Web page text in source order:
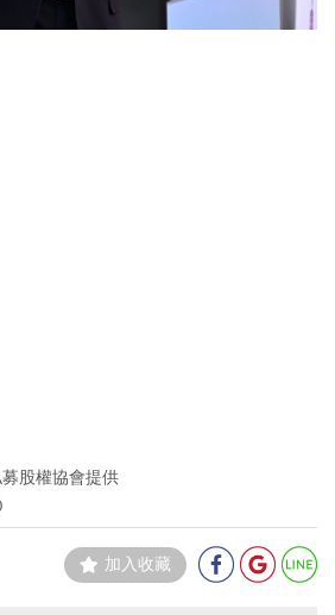
股權協會提供
加入收藏